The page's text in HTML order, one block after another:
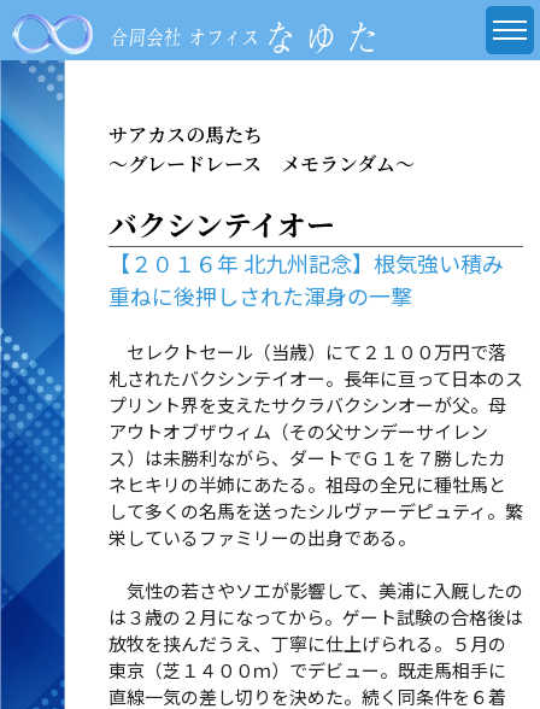
サアカスの馬たち
～グレードレース メモランダム～
バクシンテイオー
【２０１６年 北九州記念】根気強い積み
重ねに後押しされた渾身の一撃
セレクトセール（当歳）にて２１００万円で落
札されたバクシンテイオー。長年に亘って日本のス
プリント界を支えたサクラバクシンオーが父。母
アウトオブザウィム（その父サンデーサイレン
ス）は未勝利ながら、ダートでＧ１を７勝したカ
ネヒキリの半姉にあたる。祖母の全兄に種牡馬と
して多くの名馬を送ったシルヴァーデピュティ。繁
栄しているファミリーの出身である。
気性の若さやソエが影響して、美浦に入厩したの
は３歳の２月になってから。ゲート試験の合格後は
放牧を挟んだうえ、丁寧に仕上げられる。５月の
東京（芝１４００ｍ）でデビュー。既走馬相手に
直線一気の差し切りを決めた。続く同条件を６着